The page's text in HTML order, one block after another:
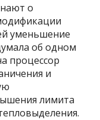
о
уменьшение
об одном
процессор
и
лимита